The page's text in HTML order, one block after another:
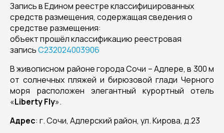
Запись в Едином реестре классифицированных
средств размещения, содержащая сведения о
средстве размещения:
объект прошёл классификацию реестровая
записьС232024003906
В живописном районе города Сочи – Адлере, в 300 м
от солнечных пляжей и бирюзовой глади Черного
моря расположен элегантный курортный отель
«LibertyFly».
Адрес: г. Сочи, Адлерский район, ул. Кирова, д.23